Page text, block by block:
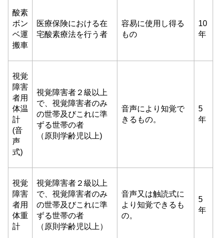
酸素
ボン
ベ運
搬車
医療保険における在
宅酸素療法を行う者
容易に使用し得る
もの
10
年
視覚
障害
者用
体温
計
(音
声
式)
視覚障害者２級以上
で、視覚障害者のみ
の世帯及びこれに準
ずる世帯の者
（原則学齢児以上)
音声により知覚で
きるもの。
5
年
視覚
障害
者用
体重
計
視覚障害者２級以上
で、視覚障害者のみ
の世帯及びこれに準
ずる世帯の者
（原則学齢児以上）
音声又は触読式に
より知覚できるも
の。
5
年